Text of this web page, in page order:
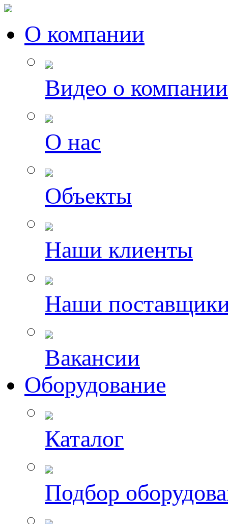
О компании
Видео о компании
О нас
Объекты
Наши клиенты
Наши
Вакансии
Оборудование
Каталог
Подбор